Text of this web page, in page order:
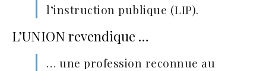
l’instruction publique (LIP).
L’UNION revendique …
… une profession reconnue au